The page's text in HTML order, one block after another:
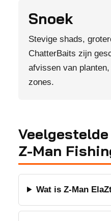
Snoek
Stevige shads,
ChatterBaits zijn
afvissen van
zones.
Z-Man
Wat is Z-Man